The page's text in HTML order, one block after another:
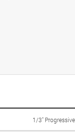
1/3″